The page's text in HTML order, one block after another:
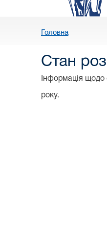
Головна
Стан
Інформація щодо
року.